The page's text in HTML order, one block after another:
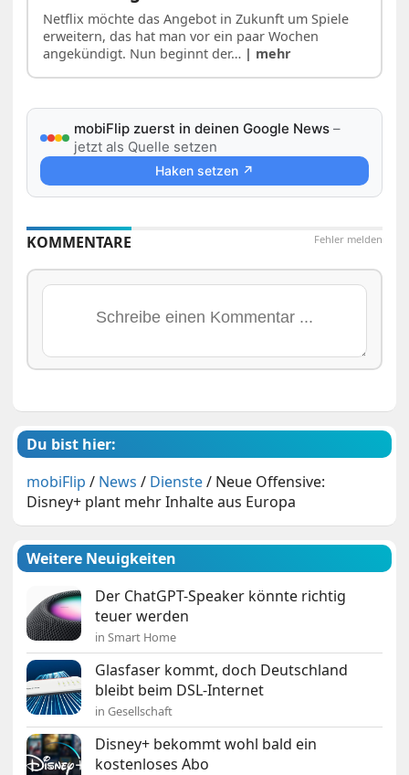
Netflix möchte das Angebot in Zukunft um Spiele
erweitern, das hat man vor ein paar Wochen
angekündigt. Nun beginnt der… | mehr
mobiFlip zuerst in deinen Google News –
jetzt als Quelle setzen
Haken setzen ↗
Fehler melden
KOMMENTARE
Du bist hier:
mobiFlip / News / Dienste/ Neue Offensive:
Disney+ plant mehr Inhalte aus Europa
Weitere Neuigkeiten
Der ChatGPT-Speaker könnte richtig
teuer werden
in Smart Home
Glasfaser kommt, doch Deutschland
bleibt beim DSL-Internet
in Gesellschaft
Disney+ bekommt wohl bald ein
kostenloses Abo